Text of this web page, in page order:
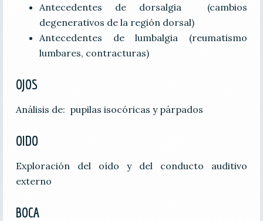
Antecedentes de dorsalgia (cambios
degenerativos de la región dorsal)
Antecedentes de lumbalgia (reumatismo
lumbares, contracturas)
OJOS
Análisis de: pupilas isocóricas y párpados
OIDO
Exploración del oído y del conducto auditivo
externo
BOCA